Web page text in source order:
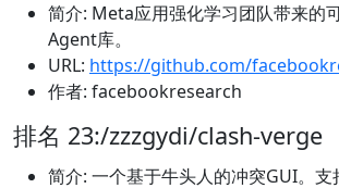
简介: Meta应用强化学习团队带来的
Agent库。
URL: https://github.com/
作者: facebookresearch
排名 23:/zzzgydi/clash-verge
简介: 一个基于牛头人的冲突GUI。支